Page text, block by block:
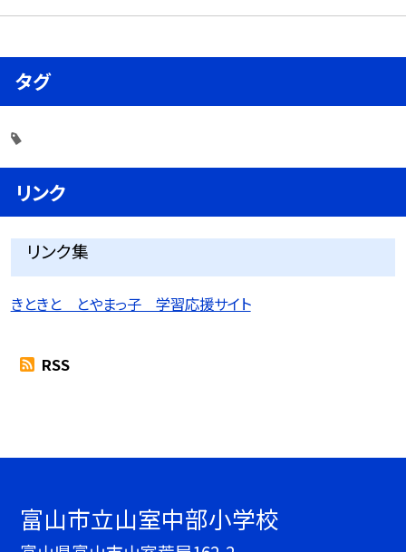
タグ
リンク
リンク集
きときと とやまっ子 学習応援サイト
RSS
富山市立山室中部小学校